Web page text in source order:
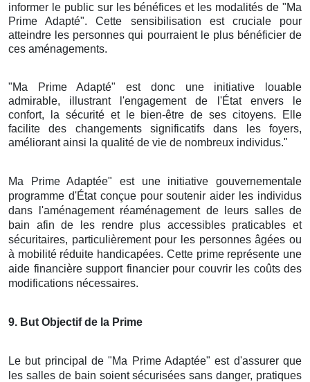
informer le public sur les bénéfices et les modalités de "Ma
Prime Adapté". Cette sensibilisation est cruciale pour
atteindre les personnes qui pourraient le plus bénéficier de
ces aménagements.
"Ma Prime Adapté" est donc une initiative louable
admirable, illustrant l'engagement de l'État envers le
confort, la sécurité et le bien-être de ses citoyens. Elle
facilite des changements significatifs dans les foyers,
améliorant ainsi la qualité de vie de nombreux individus."
Ma Prime Adaptée" est une initiative gouvernementale
programme d'État conçue pour soutenir aider les individus
dans l'aménagement réaménagement de leurs salles de
bain afin de les rendre plus accessibles praticables et
sécuritaires, particulièrement pour les personnes âgées ou
à mobilité réduite handicapées. Cette prime représente une
aide financière support financier pour couvrir les coûts des
modifications nécessaires.
9. But Objectif de la Prime
Le but principal de "Ma Prime Adaptée" est d'assurer que
les salles de bain soient sécurisées sans danger, pratiques